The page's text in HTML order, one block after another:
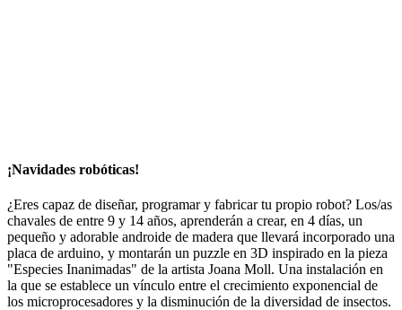
¡Navidades robóticas!
¿Eres capaz de diseñar, programar y fabricar tu propio robot? Los/as
chavales de entre 9 y 14 años, aprenderán a crear, en 4 días, un
pequeño y adorable androide de madera que llevará incorporado una
placa de arduino, y montarán un puzzle en 3D inspirado en la pieza
"Especies Inanimadas" de la artista Joana Moll. Una instalación en
la que se establece un vínculo entre el crecimiento exponencial de
los microprocesadores y la disminución de la diversidad de insectos.